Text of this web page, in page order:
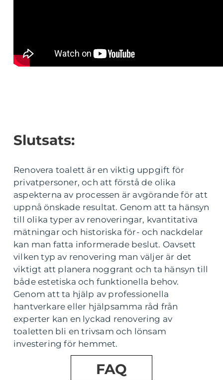
Slutsats:
Renovera toalett är en viktig uppgift för
privatpersoner, och att förstå de olika
aspekterna av processen är avgörande för att
uppnå önskade resultat. Genom att ta hänsyn
till olika typer av renoveringar, kvantitativa
mätningar och historiska för- och nackdelar
kan man fatta informerade beslut. Oavsett
vilken typ av renovering man väljer är det
viktigt att planera noggrant och ta hänsyn till
både estetiska och funktionella behov.
Genom att ta hjälp av professionella
hantverkare eller hjälpsamma råd från
experter kan en lyckad renovering av
toaletten bli en trivsam och lönsam
investering för hemmet.
FAQ